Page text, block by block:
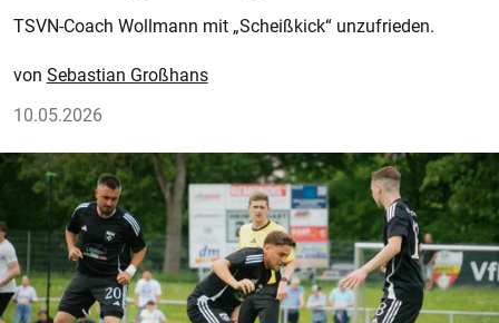
TSVN-Coach Wollmann mit „Scheißkick“ unzufrieden.
Sebastian Großhans
10.05.2026